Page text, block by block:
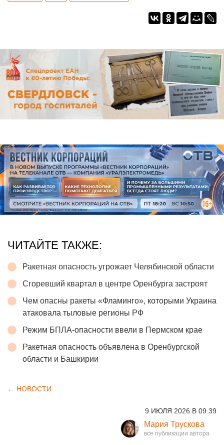
ЧИТАЙТЕ ТАКЖЕ:
Ракетная опасность угрожает Челябинской области
Сгоревший квартал в центре Оренбурга застроят
Чем опасны ракеты «Фламинго», которыми Украина
атаковала тыловые регионы РФ
Режим БПЛА-опасности ввели в Пермском крае
Ракетная опасность объявлена в Оренбургской
области и Башкирии
← НОВОСТИ
9 ИЮЛЯ 2026 В 09:39
Мария Трускова